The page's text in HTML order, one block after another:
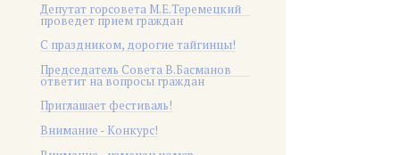
Депутат горсовета М.Е.Теремецкий
проведет прием граждан
С праздником, дорогие тайгинцы!
Председатель Совета В.Басманов
ответит на вопросы граждан
Приглашает фестиваль!
Внимание - Конкурс!